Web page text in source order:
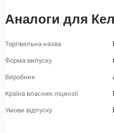
Аналоги для
Торгівельна назва
Форма випуску
Виробник
Країна власник ліцензії
Умови відпуску